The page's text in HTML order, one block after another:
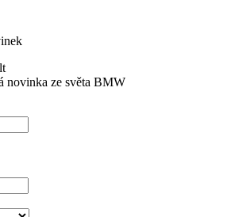
novinka ze světa BMW